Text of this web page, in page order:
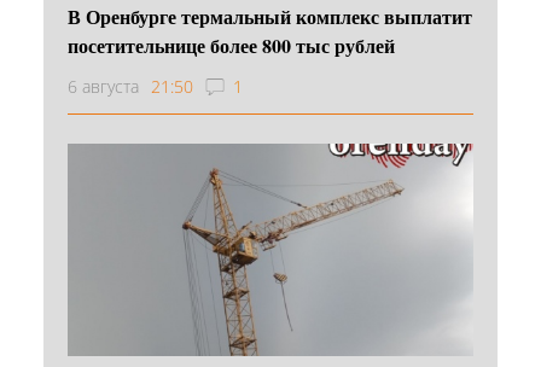
В Оренбурге термальный комплекс выплатит
посетительнице более 800 тыс рублей
6 августа 21:50 1